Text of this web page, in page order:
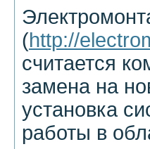
(http://
считается
замена на
установка
работы в